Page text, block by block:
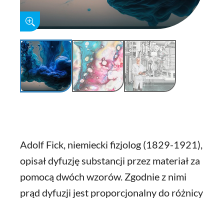
Adolf Fick, niemiecki fizjolog (1829-1921),
opisał dyfuzję substancji przez materiał za
pomocą dwóch wzorów. Zgodnie z nimi
prąd dyfuzji jest proporcjonalny do różnicy